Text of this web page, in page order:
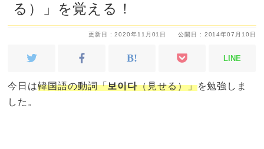
る）」を覚える！
公開日 : 2014年07月10日
更新日 : 2020年11月01日
LINE
今日は韓国語の動詞「보이다（見せる）」を勉強しま
した。